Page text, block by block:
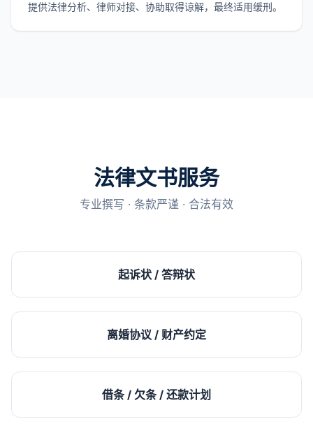
提供法律分析、律师对接、协助取得谅解，最终适用缓刑。
法律文书服务
专业撰写 · 条款严谨 · 合法有效
起诉状 / 答辩状
离婚协议 / 财产约定
借条 / 欠条 / 还款计划